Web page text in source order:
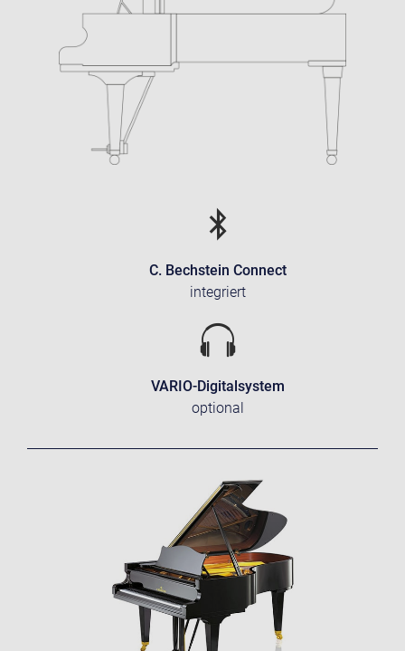
C. Bechstein Connect
integriert
VARIO-Digitalsystem
optional